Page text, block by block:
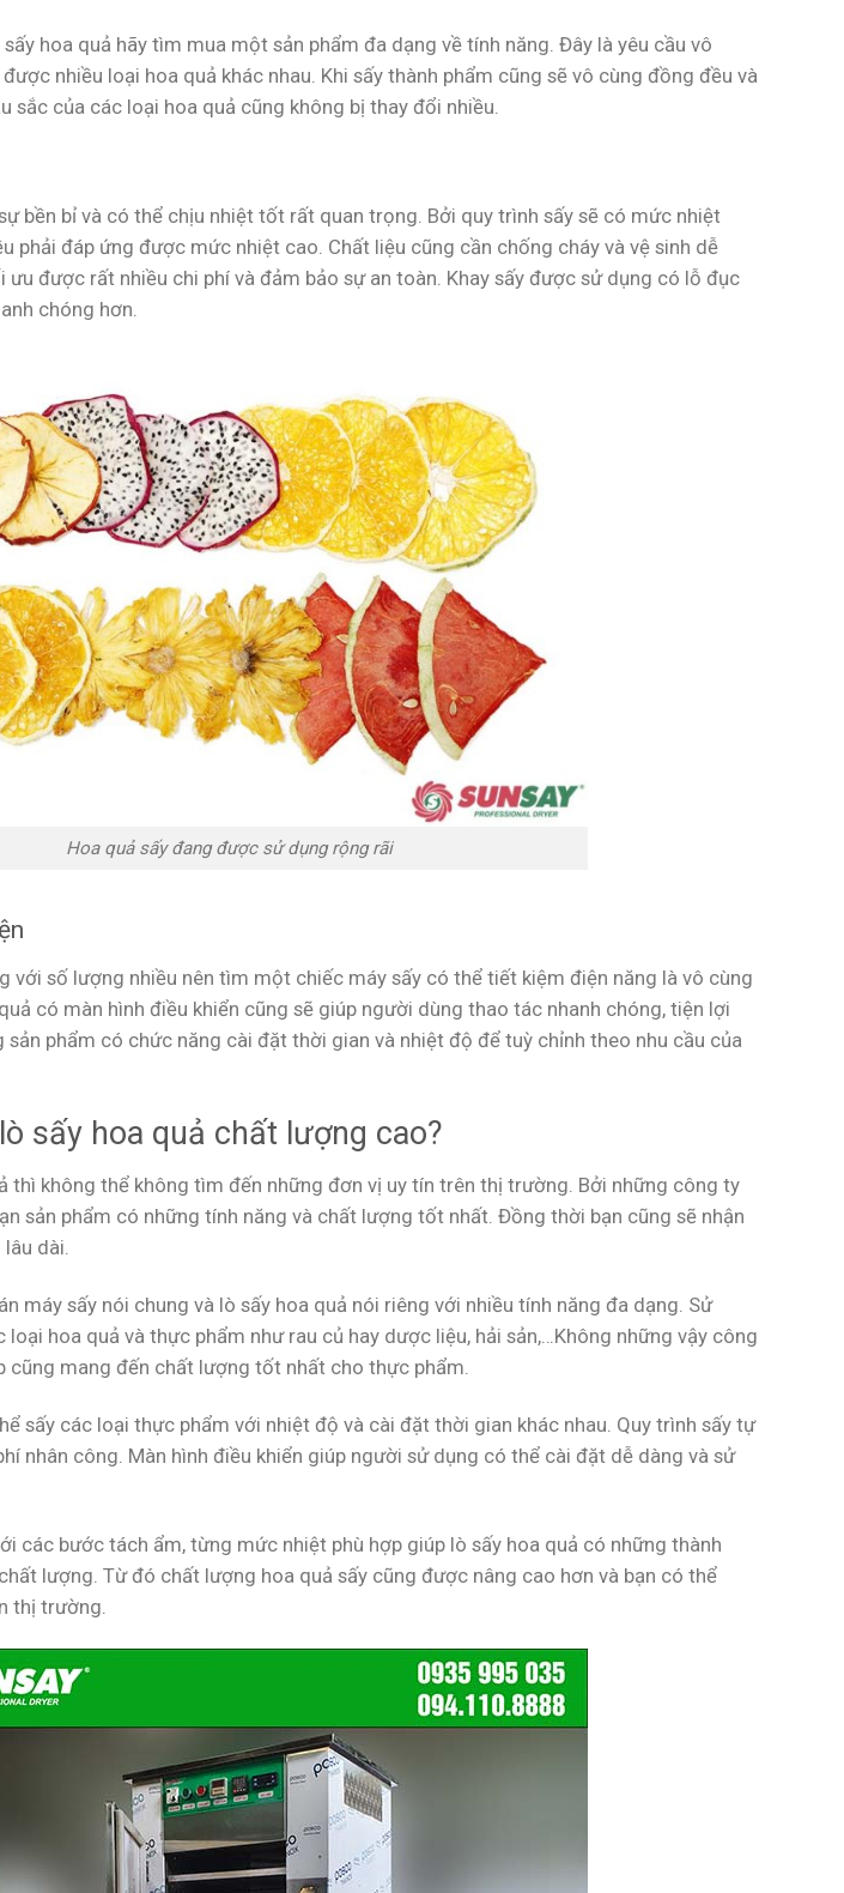
hoa quả hãy tìm mua một sản phẩm đa dạng về tính năng. Đây là yêu cầu vô
nhiều loại hoa quả khác nhau. Khi sấy thành phẩm cũng sẽ vô cùng đồng đều và
sắc của các loại hoa quả cũng không bị thay đổi nhiều.
bền bỉ và có thể chịu nhiệt tốt rất quan trọng. Bởi quy trình sấy sẽ có mức nhiệt
phải đáp ứng được mức nhiệt cao. Chất liệu cũng cần chống cháy và vệ sinh dễ
được rất nhiều chi phí và đảm bảo sự an toàn. Khay sấy được sử dụng có lỗ đục
chóng hơn.
Hoa quả sấy đang được sử dụng rộng rãi
với số lượng nhiều nên tìm một chiếc máy sấy có thể tiết kiệm điện năng là vô cùng
có màn hình điều khiển cũng sẽ giúp người dùng thao tác nhanh chóng, tiện lợi
sản phẩm có chức năng cài đặt thời gian và nhiệt độ để tuỳ chỉnh theo nhu cầu của
sấy hoa quả chất lượng cao?
thì không thể không tìm đến những đơn vị uy tín trên thị trường. Bởi những công ty
sản phẩm có những tính năng và chất lượng tốt nhất. Đồng thời bạn cũng sẽ nhận
dài.
máy sấy nói chung và lò sấy hoa quả nói riêng với nhiều tính năng đa dạng. Sử
loại hoa quả và thực phẩm như rau củ hay dược liệu, hải sản,…Không những vậy công
cũng mang đến chất lượng tốt nhất cho thực phẩm.
sấy các loại thực phẩm với nhiệt độ và cài đặt thời gian khác nhau. Quy trình sấy tự
nhân công. Màn hình điều khiển giúp người sử dụng có thể cài đặt dễ dàng và sử
các bước tách ẩm, từng mức nhiệt phù hợp giúp lò sấy hoa quả có những thành
lượng. Từ đó chất lượng hoa quả sấy cũng được nâng cao hơn và bạn có thể
thị trường.